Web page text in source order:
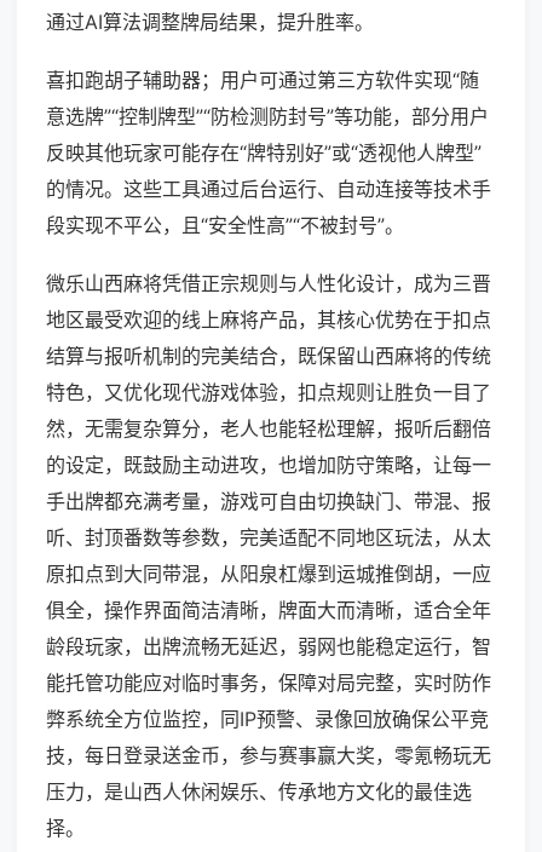
通过AI算法调整牌局结果，提升胜率。
喜扣跑胡子辅助器；用户可通过第三方软件实现“随
意选牌”“控制牌型”“防检测防封号”等功能，部分用户
反映其他玩家可能存在“牌特别好”或“透视他人牌型”
的情况。这些工具通过后台运行、自动连接等技术手
段实现不平公，且“安全性高”“不被封号”。
微乐山西麻将凭借正宗规则与人性化设计，成为三晋
地区最受欢迎的线上麻将产品，其核心优势在于扣点
结算与报听机制的完美结合，既保留山西麻将的传统
特色，又优化现代游戏体验，扣点规则让胜负一目了
然，无需复杂算分，老人也能轻松理解，报听后翻倍
的设定，既鼓励主动进攻，也增加防守策略，让每一
手出牌都充满考量，游戏可自由切换缺门、带混、报
听、封顶番数等参数，完美适配不同地区玩法，从太
原扣点到大同带混，从阳泉杠爆到运城推倒胡，一应
俱全，操作界面简洁清晰，牌面大而清晰，适合全年
龄段玩家，出牌流畅无延迟，弱网也能稳定运行，智
能托管功能应对临时事务，保障对局完整，实时防作
弊系统全方位监控，同IP预警、录像回放确保公平竞
技，每日登录送金币，参与赛事赢大奖，零氪畅玩无
压力，是山西人休闲娱乐、传承地方文化的最佳选
择。